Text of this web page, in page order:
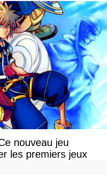
nouveau jeu
les premiers jeux